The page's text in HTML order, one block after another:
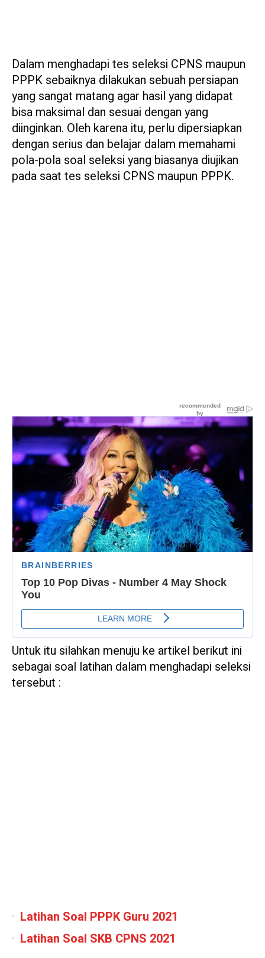
Dalam menghadapi tes seleksi CPNS maupun
PPPK sebaiknya dilakukan sebuah persiapan
yang sangat matang agar hasil yang didapat
bisa maksimal dan sesuai dengan yang
diinginkan. Oleh karena itu, perlu dipersiapkan
dengan serius dan belajar dalam memahami
pola-pola soal seleksi yang biasanya diujikan
pada saat tes seleksi CPNS maupun PPPK.
Untuk itu silahkan menuju ke artikel berikut ini
sebagai soal latihan dalam menghadapi seleksi
tersebut :
Latihan Soal PPPK Guru 2021
Latihan Soal SKB CPNS 2021